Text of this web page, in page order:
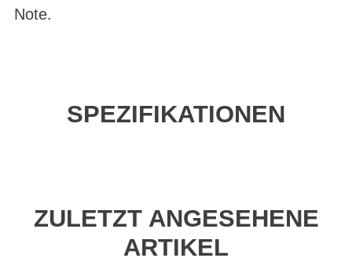
Note.
SPEZIFIKATIONEN
ZULETZT ANGESEHENE
ARTIKEL